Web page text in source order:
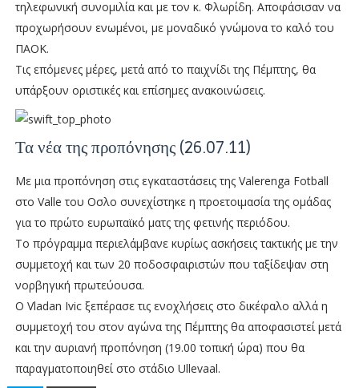
τηλεφωνική συνομιλία και με τον κ. Φλωρίδη. Αποφάσισαν να
προχωρήσουν ενωμένοι, με μοναδικό γνώμονα το καλό του
ΠΑΟΚ.
Τις επόμενες μέρες, μετά από το παιχνίδι της Πέμπτης, θα
υπάρξουν οριστικές και επίσημες ανακοινώσεις.
Τα νέα της προπόνησης (26.07.11)
Με μια προπόνηση στις εγκαταστάσεις της Valerenga Fotball
στο Valle του Οσλο συνεχίστηκε η προετοιμασία της ομάδας
για το πρώτο ευρωπαϊκό ματς της φετινής περιόδου.
Το πρόγραμμα περιελάμβανε κυρίως ασκήσεις τακτικής με την
συμμετοχή και των 20 ποδοσφαιριστών που ταξίδεψαν στη
νορβηγική πρωτεύουσα.
Ο Vladan Ivic ξεπέρασε τις ενοχλήσεις στο δικέφαλο αλλά η
συμμετοχή του στον αγώνα της Πέμπτης θα αποφασιστεί μετά
και την αυριανή προπόνηση (19.00 τοπική ώρα) που θα
παραγματοποιηθεί στο στάδιο Ullevaal.